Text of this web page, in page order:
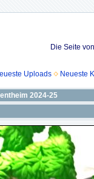
Die Seite
Uploads Neueste
2024-25